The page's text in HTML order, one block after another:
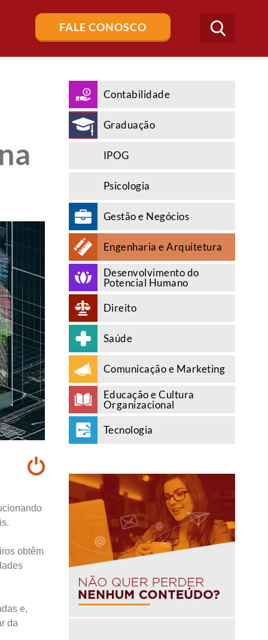
FALE CONOSCO
Buscar
no
blog
obtêm
e,
da
Contabilidade
Graduação
IPOG
Psicologia
Gestão e Negócios
Engenharia e Arquitetura
Desenvolvimento do
Potencial Humano
Direito
Saúde
Comunicação e Marketing
Educação e Cultura
Organizacional
Tecnologia